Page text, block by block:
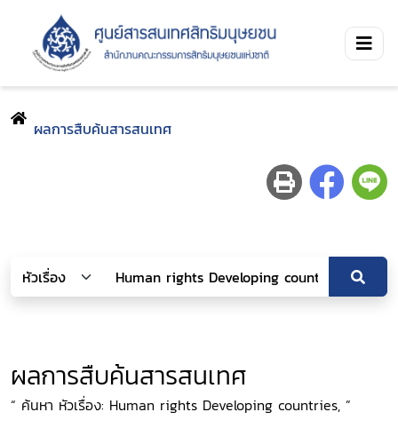
ผลการสืบค้นสารสนเทศ
ผลการสืบค้นสารสนเทศ
“ ค้นหา หัวเรื่อง: Human rights Developing countries, ”